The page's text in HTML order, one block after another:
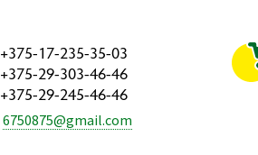
+375-17-235-35-03
+375-29-303-46-46
+375-29-245-46-46
6750875@gmail.com